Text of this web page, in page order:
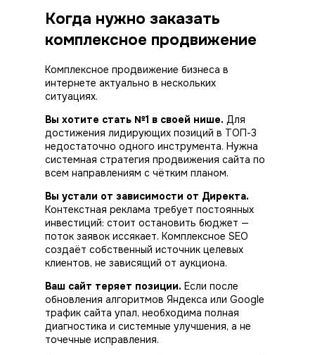
Когда нужно заказать
комплексное продвижение
Комплексное продвижение бизнеса в
интернете актуально в нескольких
ситуациях.
Вы хотите стать №1 в своей нише. Для
достижения лидирующих позиций в ТОП-3
недостаточно одного инструмента. Нужна
системная стратегия продвижения сайта по
всем направлениям с чётким планом.
Вы устали от зависимости от Директа.
Контекстная реклама требует постоянных
инвестиций: стоит остановить бюджет —
поток заявок иссякает. Комплексное SEO
создаёт собственный источник целевых
клиентов, не зависящий от аукциона.
Ваш сайт теряет позиции. Если после
обновления алгоритмов Яндекса или Google
трафик сайта упал, необходима полная
диагностика и системные улучшения, а не
точечные исправления.